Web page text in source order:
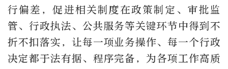
行偏差，促进相关制度在政策制定、审批监
管、行政执法、公共服务等关键环节中得到不
折不扣落实，让每一项业务操作、每一个行政
决定都于法有据、程序完备，为各项工作高质